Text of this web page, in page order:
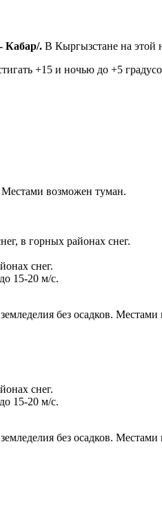
Кабар/. В Кыргызстане на этой
+15 и ночью до +5
Местами возможен туман.
в горных районах снег.
снег.
15-20 м/с.
без осадков.
снег.
15-20 м/с.
без осадков.